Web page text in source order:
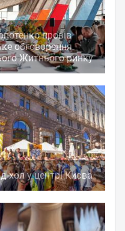
провів
обговорення
Житнього ринку
хол у центрі Києва